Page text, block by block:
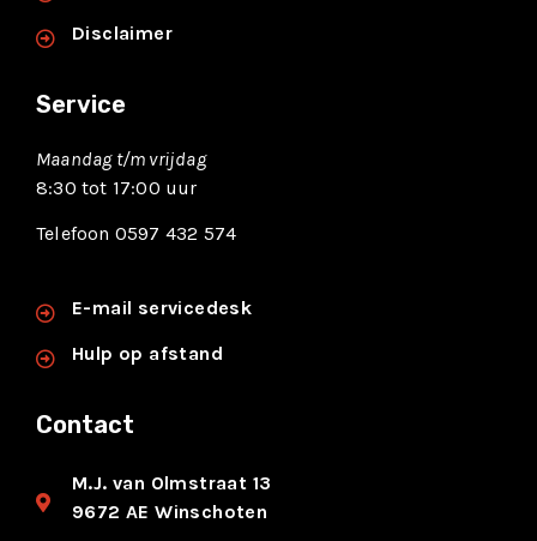
Disclaimer
Service
Maandag t/m vrijdag
8:30 tot 17:00 uur
Telefoon 0597 432 574
E-mail servicedesk
Hulp op afstand
Contact
M.J. van Olmstraat 13
9672 AE Winschoten